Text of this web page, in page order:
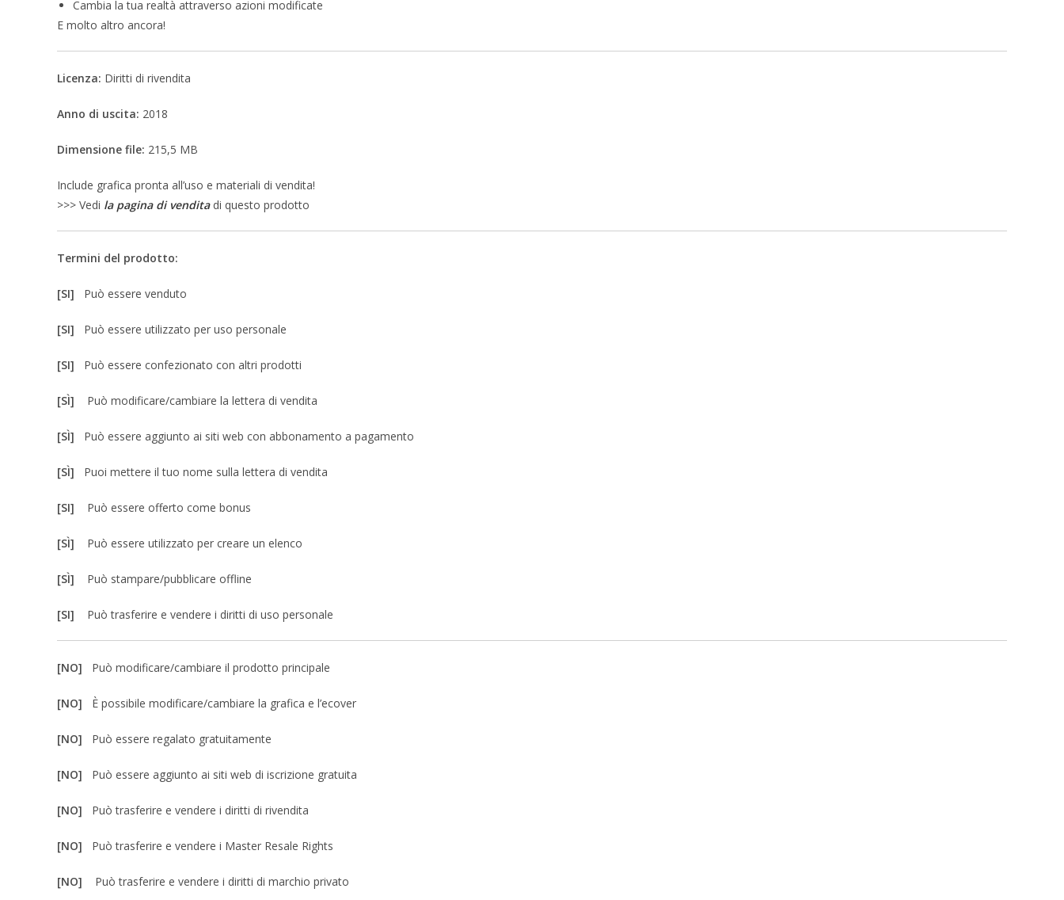
Cambia la tua realtà attraverso azioni modificate
E molto altro ancora!
Licenza: Diritti di rivendita
Anno di uscita: 2018
Dimensione file: 215,5 MB
Include grafica pronta all’uso e materiali di vendita!
>>> Vedi la pagina di venditadi questo prodotto
Termini del prodotto:
[SI] Può essere venduto
[SI] Può essere utilizzato per uso personale
[SI] Può essere confezionato con altri prodotti
[SÌ] Può modificare/cambiare la lettera di vendita
[SÌ] Può essere aggiunto ai siti web con abbonamento a pagamento
[SÌ] Puoi mettere il tuo nome sulla lettera di vendita
[SI] Può essere offerto come bonus
[SÌ] Può essere utilizzato per creare un elenco
[SÌ] Può stampare/pubblicare offline
[SI] Può trasferire e vendere i diritti di uso personale
[NO] Può modificare/cambiare il prodotto principale
[NO] È possibile modificare/cambiare la grafica e l’ecover
[NO] Può essere regalato gratuitamente
[NO] Può essere aggiunto ai siti web di iscrizione gratuita
[NO] Può trasferire e vendere i diritti di rivendita
[NO] Può trasferire e vendere i Master Resale Rights
[NO] Può trasferire e vendere i diritti di marchio privato